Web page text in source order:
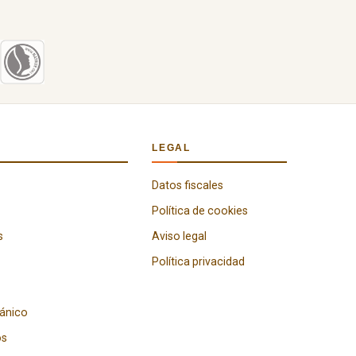
LEGAL
Datos fiscales
Política de cookies
Aviso legal
Política privacidad